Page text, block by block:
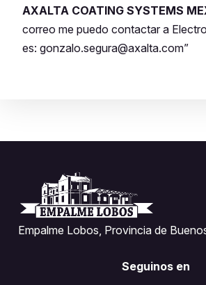
AXALTA COATING SYSTEMS
correo me puedo contactar a
es: gonzalo.segura@axalta.com”
Empalme Lobos, Provincia de
Seguinos en